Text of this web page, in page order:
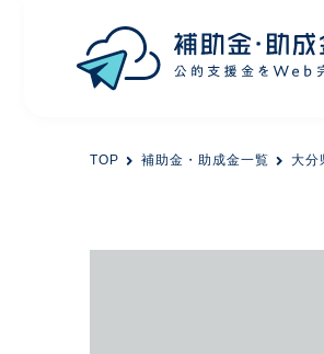
エリアから探す
TOP 補助金・助成金一覧 大分